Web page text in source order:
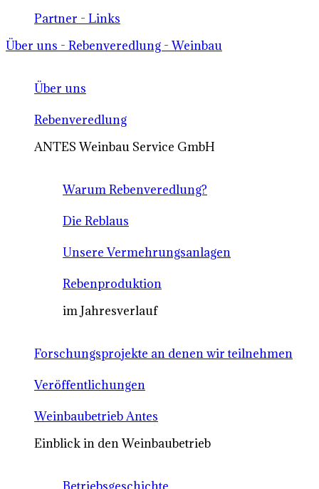
Partner - Links
Über uns - Rebenveredlung - Weinbau
Über uns
Rebenveredlung
ANTES Weinbau Service GmbH
Warum Rebenveredlung?
Die Reblaus
Unsere Vermehrungsanlagen
Rebenproduktion
im Jahresverlauf
Forschungsprojekte an denen wir teilnehmen
Veröffentlichungen
Weinbaubetrieb Antes
Einblick in den Weinbaubetrieb